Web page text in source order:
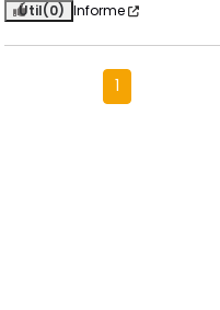
Útil(0) Informe
1